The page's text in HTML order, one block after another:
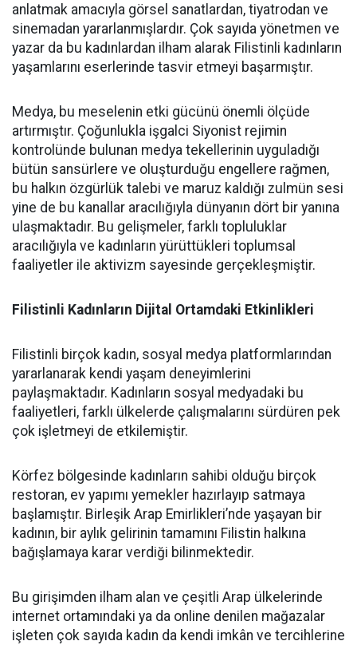
anlatmak amacıyla görsel sanatlardan, tiyatrodan ve
sinemadan yararlanmışlardır. Çok sayıda yönetmen ve
yazar da bu kadınlardan ilham alarak Filistinli kadınların
yaşamlarını eserlerinde tasvir etmeyi başarmıştır.
Medya, bu meselenin etki gücünü önemli ölçüde
artırmıştır. Çoğunlukla işgalci Siyonist rejimin
kontrolünde bulunan medya tekellerinin uyguladığı
bütün sansürlere ve oluşturduğu engellere rağmen,
bu halkın özgürlük talebi ve maruz kaldığı zulmün sesi
yine de bu kanallar aracılığıyla dünyanın dört bir yanına
ulaşmaktadır. Bu gelişmeler, farklı topluluklar
aracılığıyla ve kadınların yürüttükleri toplumsal
faaliyetler ile aktivizm sayesinde gerçekleşmiştir.
Filistinli Kadınların Dijital Ortamdaki Etkinlikleri
Filistinli birçok kadın, sosyal medya platformlarından
yararlanarak kendi yaşam deneyimlerini
paylaşmaktadır. Kadınların sosyal medyadaki bu
faaliyetleri, farklı ülkelerde çalışmalarını sürdüren pek
çok işletmeyi de etkilemiştir.
Körfez bölgesinde kadınların sahibi olduğu birçok
restoran, ev yapımı yemekler hazırlayıp satmaya
başlamıştır. Birleşik Arap Emirlikleri’nde yaşayan bir
kadının, bir aylık gelirinin tamamını Filistin halkına
bağışlamaya karar verdiği bilinmektedir.
Bu girişimden ilham alan ve çeşitli Arap ülkelerinde
internet ortamındaki ya da online denilen mağazalar
işleten çok sayıda kadın da kendi imkân ve tercihlerine